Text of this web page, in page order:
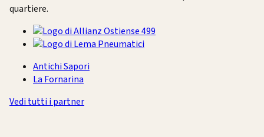
quartiere.
Antichi Sapori
La Fornarina
Vedi tutti i partner